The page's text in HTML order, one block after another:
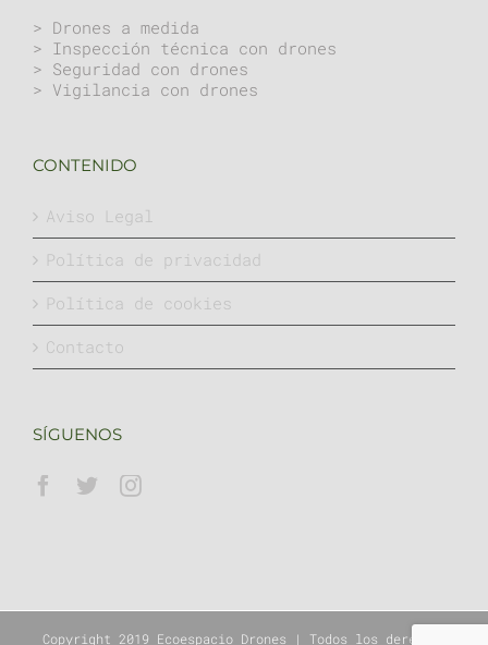
> Drones a medida
> Inspección técnica con drones
> Seguridad con drones
> Vigilancia con drones
CONTENIDO
Aviso Legal
Política de privacidad
Política de cookies
Contacto
SÍGUENOS
Copyright 2019 Ecoespacio Drones | Todos los derechos